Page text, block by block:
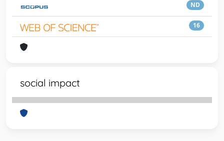
ND
16
social impact